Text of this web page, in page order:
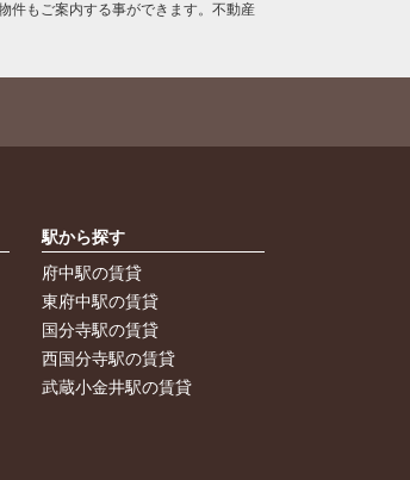
件もご案内する事ができます。不動産
駅から探す
府中駅の賃貸
東府中駅の賃貸
国分寺駅の賃貸
西国分寺駅の賃貸
武蔵小金井駅の賃貸